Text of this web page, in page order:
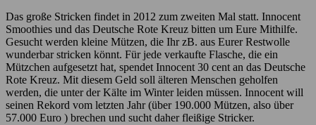
Das große Stricken findet in 2012 zum zweiten Mal statt. Innocent
Smoothies und das Deutsche Rote Kreuz bitten um Eure Mithilfe.
Gesucht werden kleine Mützen, die Ihr zB. aus Eurer Restwolle
wunderbar stricken könnt. Für jede verkaufte Flasche, die ein
Mützchen aufgesetzt hat, spendet Innocent 30 cent an das Deutsche
Rote Kreuz. Mit diesem Geld soll älteren Menschen geholfen
werden, die unter der Kälte im Winter leiden müssen. Innocent will
seinen Rekord vom letzten Jahr (über 190.000 Mützen, also über
57.000 Euro ) brechen und sucht daher fleißige Stricker.